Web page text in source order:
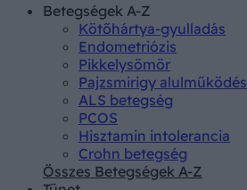
Betegségek A-Z
Kötőhártya-gyulladás
Endometriózis
Pikkelysömör
Pajzsmirigy alulműködés
ALS betegség
PCOS
Hisztamin intolerancia
Crohn betegség
Összes Betegségek A-Z